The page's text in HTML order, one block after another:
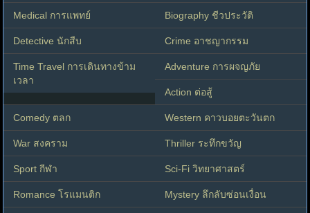
Medical การแพทย์ Biography ชีวประวัติ
Detective นักสืบ Crime อาชญากรรม
Time Travel การเดินทางข้าม
เวลา
Adventure การผจญภัย
Action ต่อสู้
Comedy ตลก Western คาวบอยตะวันตก
War สงคราม Thriller ระทึกขวัญ
Sport กีฬา Sci-Fi วิทยาศาสตร์
Romance โรแมนติก Mystery ลึกลับซ่อนเงื่อน